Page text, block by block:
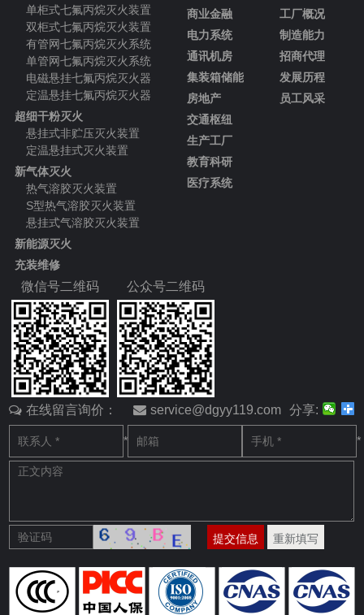
单柜式七氟丙烷灭火装置
双柜式七氟丙烷灭火装置
有管网七氟丙烷灭火系统
单管网七氟丙烷灭火系统
电磁悬挂七氟丙烷灭火器
定温悬挂七氟丙烷灭火器
超细干粉灭火
悬挂式非贮压灭火装置
定温悬挂式灭火装置
新气体灭火
热气溶胶灭火装置
S型热气溶胶灭火装置
悬挂式气溶胶灭火装置
新能源灭火
充装维修
商业金融
电力系统
通讯机房
集装箱储能
房地产
交通枢纽
生产工厂
教育科研
医疗系统
工厂概况
制造能力
招商代理
发展历程
员工风采
微信号二维码 公众号二维码
在线留言询价： service@dgyy119.com 分享:
* *